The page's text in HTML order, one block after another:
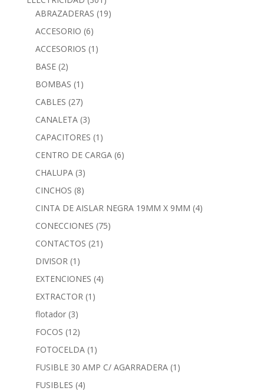
ABRAZADERAS (19)
ACCESORIO (6)
ACCESORIOS (1)
BASE (2)
BOMBAS (1)
CABLES (27)
CANALETA (3)
CAPACITORES (1)
CENTRO DE CARGA (6)
CHALUPA (3)
CINCHOS (8)
CINTA DE AISLAR NEGRA 19MM X 9MM (4)
CONECCIONES (75)
CONTACTOS (21)
DIVISOR (1)
EXTENCIONES (4)
EXTRACTOR (1)
flotador (3)
FOCOS (12)
FOTOCELDA (1)
FUSIBLE 30 AMP C/ AGARRADERA (1)
FUSIBLES (4)